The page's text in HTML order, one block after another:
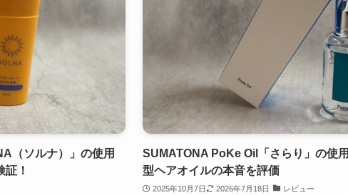
（ソルナ）」の使用
！
SUMATONA PoKe Oil「さらり」の使
型ヘアオイルの本音を評価
2025年10月7日 2026年7月18日 レビュー